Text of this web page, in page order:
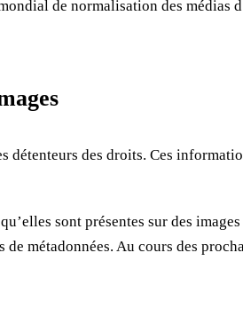
de normalisation des médias
des droits. Ces
sont présentes sur des
métadonnées. Au cours des